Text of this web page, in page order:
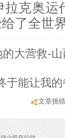
拉克奥运
了全世
大营救-
能让我
文章挑错